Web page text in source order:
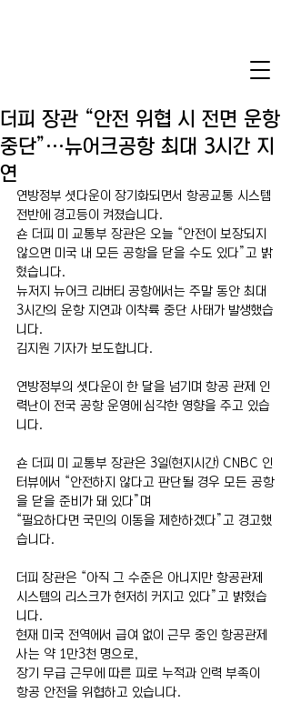
더피 장관 “안전 위협 시 전면 운항
중단”…뉴어크공항 최대 3시간 지
연
연방정부 셧다운이 장기화되면서 항공교통 시스템
전반에 경고등이 켜졌습니다.
숀 더피 미 교통부 장관은 오늘 “안전이 보장되지
않으면 미국 내 모든 공항을 닫을 수도 있다”고 밝
혔습니다.
뉴저지 뉴어크 리버티 공항에서는 주말 동안 최대
3시간의 운항 지연과 이착륙 중단 사태가 발생했습
니다.
김지원 기자가 보도합니다.
연방정부의 셧다운이 한 달을 넘기며 항공 관제 인
력난이 전국 공항 운영에 심각한 영향을 주고 있습
니다.
숀 더피 미 교통부 장관은 3일(현지시간) CNBC 인
터뷰에서 “안전하지 않다고 판단될 경우 모든 공항
을 닫을 준비가 돼 있다”며
“필요하다면 국민의 이동을 제한하겠다”고 경고했
습니다.
더피 장관은 “아직 그 수준은 아니지만 항공관제
시스템의 리스크가 현저히 커지고 있다”고 밝혔습
니다.
현재 미국 전역에서 급여 없이 근무 중인 항공관제
사는 약 1만3천 명으로,
장기 무급 근무에 따른 피로 누적과 인력 부족이
항공 안전을 위협하고 있습니다.